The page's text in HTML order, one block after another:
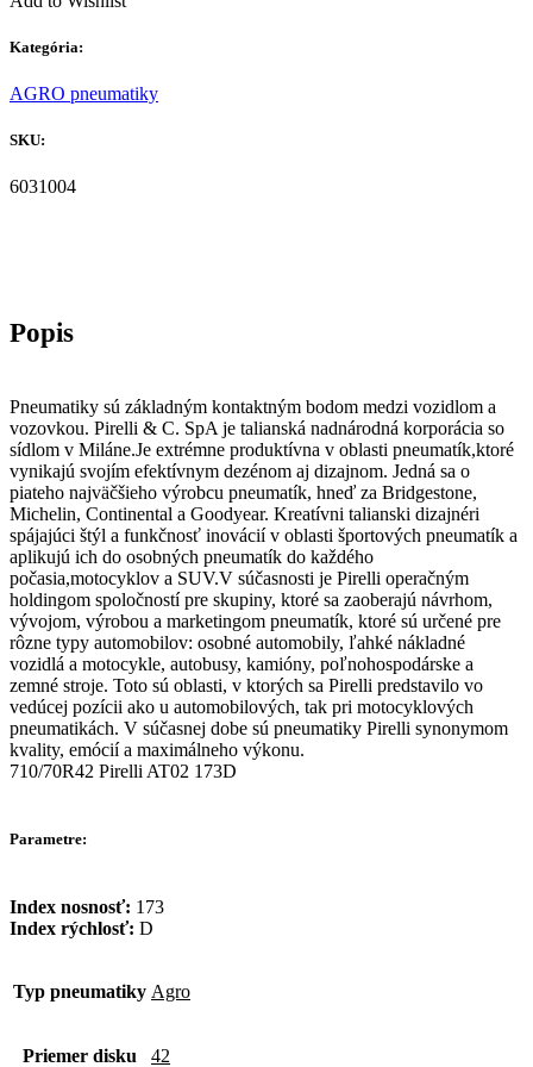
Kategória:
AGRO pneumatiky
SKU:
6031004
Pneumatiky sú základným kontaktným bodom medzi vozidlom a
vozovkou. Pirelli & C. SpA je talianská nadnárodná korporácia so
sídlom v Miláne.Je extrémne produktívna v oblasti pneumatík,ktoré
vynikajú svojím efektívnym dezénom aj dizajnom. Jedná sa o
piateho najväčšieho výrobcu pneumatík, hneď za Bridgestone,
Michelin, Continental a Goodyear. Kreatívni talianski dizajnéri
spájajúci štýl a funkčnosť inovácií v oblasti športových pneumatík a
aplikujú ich do osobných pneumatík do každého
počasia,motocyklov a SUV.V súčasnosti je Pirelli operačným
holdingom spoločností pre skupiny, ktoré sa zaoberajú návrhom,
vývojom, výrobou a marketingom pneumatík, ktoré sú určené pre
rôzne typy automobilov: osobné automobily, ľahké nákladné
vozidlá a motocykle, autobusy, kamióny, poľnohospodárske a
zemné stroje. Toto sú oblasti, v ktorých sa Pirelli predstavilo vo
vedúcej pozícii ako u automobilových, tak pri motocyklových
pneumatikách. V súčasnej dobe sú pneumatiky Pirelli synonymom
kvality, emócií a maximálneho výkonu.
710/70R42 Pirelli AT02 173D
Parametre:
Index nosnosť: 173
Index rýchlosť: D
Typ pneumatiky Agro
Priemer disku 42